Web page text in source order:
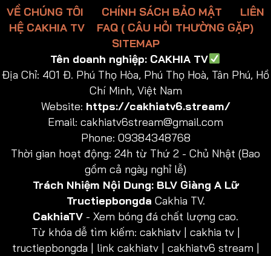
VỀ CHÚNG TÔI CHÍNH SÁCH BẢO MẬT
LIÊN
HỆ CAKHIA TV
FAQ ( CÂU HỎI THƯỜNG GẶP)
SITEMAP
Tên doanh nghiệp: CAKHIA TV
Địa Chỉ: 401 Đ. Phú Thọ Hòa, Phú Thọ Hoà, Tân Phú, Hồ
Chí Minh, Việt Nam
Website: https://cakhiatv6.stream/
Email: cakhiatv6stream@gmail.com
Phone: 09384348768
Thời gian hoạt động: 24h từ Thứ 2 - Chủ Nhật (Bao
gồm cả ngày nghỉ lễ)
Trách Nhiệm Nội Dung: BLV Giàng A Lữ
Tructiepbongda Cakhia TV.
CakhiaTV - Xem bóng đá chất lượng cao.
Từ khóa dễ tìm kiếm: cakhiatv | cakhia tv |
tructiepbongda | link cakhiatv | cakhiatv6 stream |